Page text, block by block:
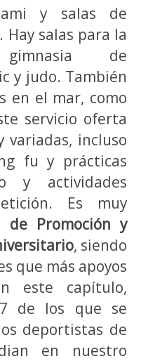
y salas de
Hay salas para la
de
y judo. También
en el mar, como
servicio oferta
variadas, incluso
fu y prácticas
y actividades
Es muy
de Promoción y
, siendo
que más apoyos
este capítulo,
de los que se
deportistas de
en nuestro